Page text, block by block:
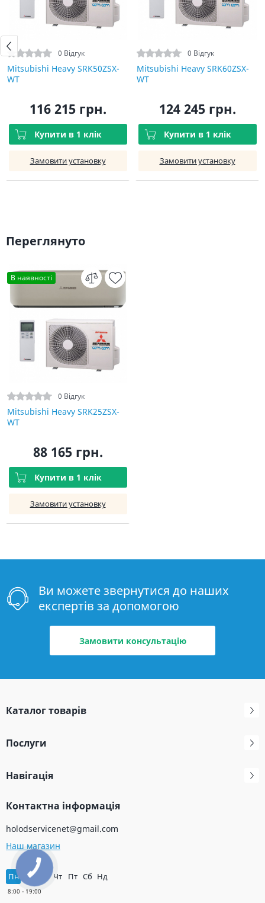
0 Відгук
Mitsubishi Heavy SRK50ZSX-
WT
116 215 грн.
Купити в 1 клік
Замовити установку
0 Відгук
Mitsubishi Heavy SRK60ZSX-
WT
124 245 грн.
Купити в 1 клік
Замовити установку
Переглянуто
В наявності
0 Відгук
Mitsubishi Heavy SRK25ZSX-
WT
88 165 грн.
Купити в 1 клік
Замовити установку
Ви можете звернутися до наших
експертів за допомогою
Замовити консультацію
Каталог товарів
Послуги
Навігація
Контактна інформація
holodservicenet@gmail.com
Наш магазин
Пн Вт Чт Пт Сб Нд